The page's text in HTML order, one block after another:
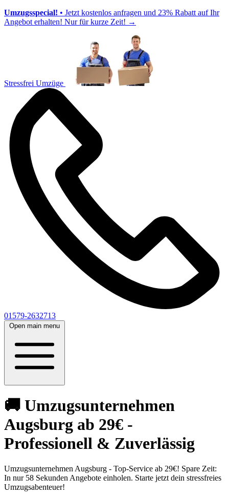
Umzugsspecial! • Jetzt kostenlos anfragen und 23% Rabatt auf Ihr
Angebot erhalten! Nur für kurze Zeit! →
Stressfrei Umzüge
01579-2632713
Open main menu
🚚 Umzugsunternehmen
Augsburg ab 29€ -
Professionell & Zuverlässig
Umzugsunternehmen Augsburg - Top-Service ab 29€! Spare Zeit:
In nur 58 Sekunden Angebote einholen. Starte jetzt dein stressfreies
Umzugsabenteuer!